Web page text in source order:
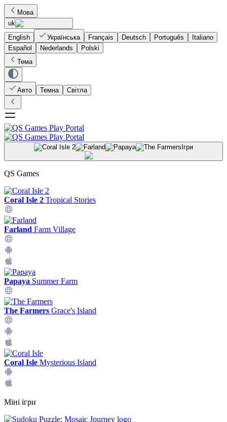
Мова
uk
English
Українська Français Deutsch Português
Italiano
Español
Nederlands
Polski
Тема
Авто Темна Світла
Ігри
QS Games
Coral Isle 2 Tropical Stories
Farland Farm Village
Papaya Summer Farm
The Farmers Grace's Island
Coral Isle Mysterious Island
Міні ігри